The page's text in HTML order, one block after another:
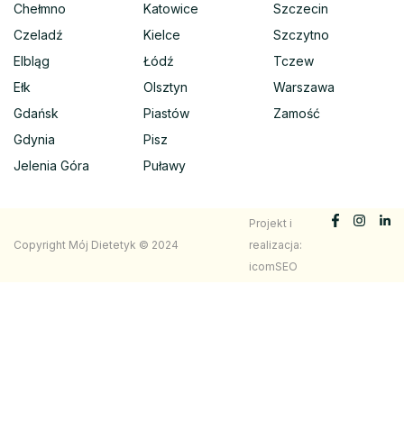
Chełmno
Czeladź
Elbląg
Ełk
Gdańsk
Gdynia
Jelenia Góra
Katowice
Kielce
Łódź
Olsztyn
Piastów
Pisz
Puławy
Szczecin
Szczytno
Tczew
Warszawa
Zamość
Copyright Mój Dietetyk © 2024
Projekt i
realizacja:
icomSEO